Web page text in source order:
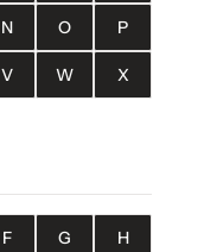
N O P
V W X
F G H